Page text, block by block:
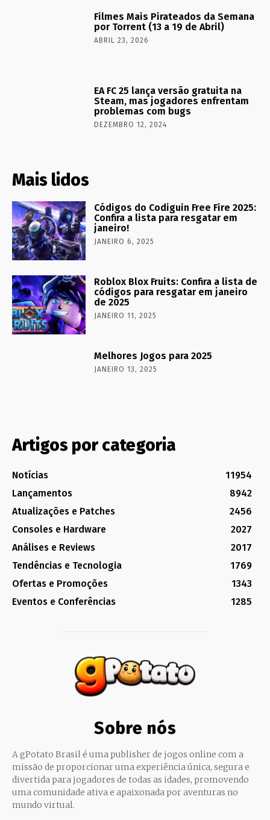
Filmes Mais Pirateados da Semana
por Torrent (13 a 19 de Abril)
ABRIL 23, 2026
EA FC 25 lança versão gratuita na
Steam, mas jogadores enfrentam
problemas com bugs
DEZEMBRO 12, 2024
Mais lidos
Códigos do Codiguin Free Fire 2025:
Confira a lista para resgatar em
janeiro!
JANEIRO 6, 2025
Roblox Blox Fruits: Confira a lista de
códigos para resgatar em janeiro
de 2025
JANEIRO 11, 2025
Melhores Jogos para 2025
JANEIRO 13, 2025
Artigos por categoria
Notícias
11954
Lançamentos
8942
Atualizações e Patches
2456
Consoles e Hardware
2027
Análises e Reviews
2017
Tendências e Tecnologia
1769
Ofertas e Promoções
1343
Eventos e Conferências
1285
Sobre nós
A gPotato Brasil é uma publisher de jogos online com a
missão de proporcionar uma experiência única, segura e
divertida para jogadores de todas as idades, promovendo
uma comunidade ativa e apaixonada por aventuras no
mundo virtual.